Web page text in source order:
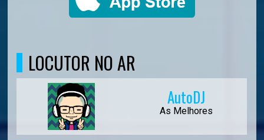
LOCUTOR NO AR
AutoDJ
As Melhores